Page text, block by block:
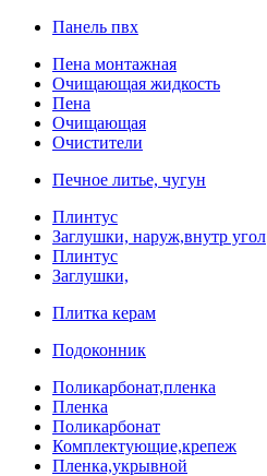
Панель пвх
Пена монтажная
Очищающая жидкость
Пена
Очищающая
Очистители
Печное литье, чугун
Плинтус
Заглушки, наруж,внутр угол
Плинтус
Заглушки,
Плитка керам
Подоконник
Поликарбонат,пленка
Пленка
Поликарбонат
Комплектующие,крепеж
Пленка,укрывной